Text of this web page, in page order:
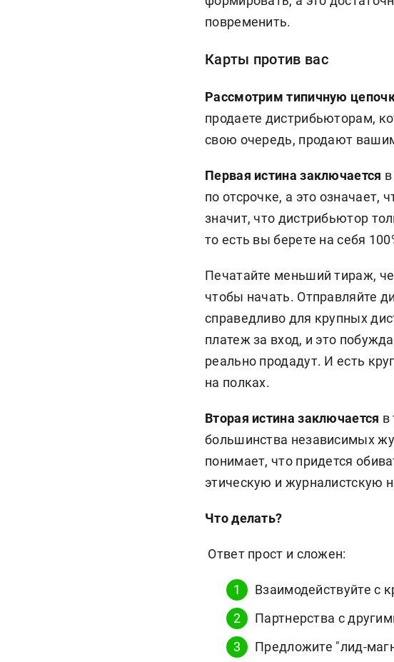
повременить.
Карты против вас
Рассмотрим типичную
продаете дистрибьюторам,
свою очередь, продают
Первая истина заключается
по отсрочке, а это означает,
значит, что дистрибьютор
то есть вы берете на себя
Печатайте меньший тираж,
чтобы начать. Отправляйте
справедливо для крупных
платеж за вход, и это
реально продадут. И есть
на полках.
Вторая истина заключается в
большинства независимых
понимает, что придется
этическую и журналистскую
Что делать?
Ответ прост и сложен:
Взаимодействуйте с
Партнерства с
Предложите "лид-